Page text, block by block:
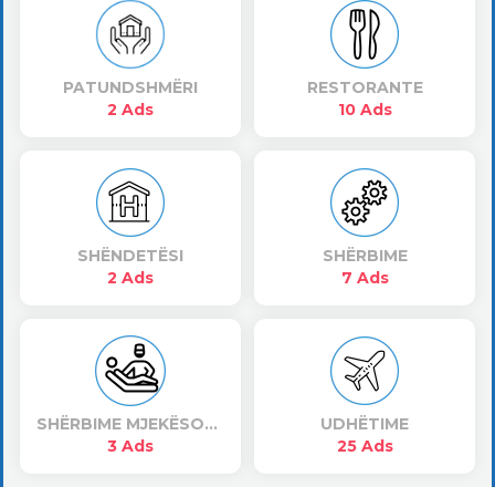
PATUNDSHMËRI
2 Ads
RESTORANTE
10 Ads
SHËNDETËSI
2 Ads
SHËRBIME
7 Ads
SHËRBIME MJEKËSORE
3 Ads
UDHËTIME
25 Ads